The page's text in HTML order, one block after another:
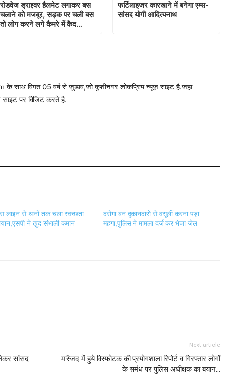
रोडवेज ड्राइवर हैलमेट लगाकर बस
चलाने को मजबूर, सड़क पर चली बस
तो लोग करने लगे कैमरे में कैद…
फर्टिलाइजर कारखाने में बनेगा एम्स-
सांसद योगी आदित्यनाथ
के साथ विगत 05 वर्ष से जुडाव,जो कुशीनगर लोकप्रिय न्यूज़ साइट है.जहा
साइट पर विजिट करते है.
लाइन से थानों तक चला स्वच्छता
ने खुद संभाली कमान
दरोगा बन दुकानदारो से वसूलीं करना पड़ा
महगा,पुलिस ने मामला दर्ज कर भेजा जेल
सांसद
Next article
मस्जिद में हुये विस्फोटक की प्रयोगशाला रिपोर्ट व गिरफ्तार लोगों
के समंध पर पुलिस अधीक्षक का बयान…